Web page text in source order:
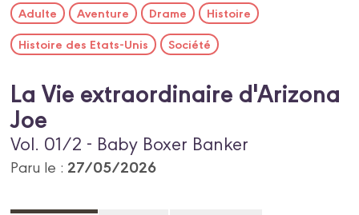
Adulte Aventure Drame
Histoire
Histoire des Etats-Unis
Société
La Vie extraordinaire d'Arizona
Joe
Vol. 01/2 - Baby Boxer Banker
Paru le : 27/05/2026